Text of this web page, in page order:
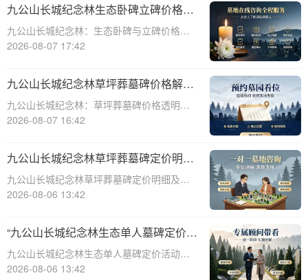
九公山长城纪念林生态卧碑立碑价格表
详解及活动期赠安葬配套福利解析
九公山长城纪念林：生态卧碑与立碑价格及
活动期赠送配套服务全解析☎ 九公山陵园电
地，九公山长城纪念林凭借其得天独厚的地
理位置和优越的自然环境，成为众
2026-08-07 17:42
九公山长城纪念林草坪葬墓碑价格解析
及赠予绿植养护服务详解
九公山长城纪念林：草坪葬墓碑价格透明，
赠送绿植养护服务☎ 九公山陵园电话:400-
纪念林地之一，致力于为逝者提供环保、庄
重的安葬选择。草坪葬墓碑作为一种
2026-08-07 16:42
九公山长城纪念林草坪葬墓碑定价明细
活动赠绿植养护服务详解
九公山长城纪念林草坪葬墓碑定价明细及活
动赠绿植养护服务详解☎ 九公山陵园电
意识的增强和对生命意义的深刻理解，草坪
葬墓碑逐渐成为一种新型的、环保的、
2026-08-06 13:42
“九公山长城纪念林生态单人墓碑定价
活动直降数千福利丰厚”
九公山长城纪念林生态单人墓碑定价活动，
直降数千，福利丰厚，为您的亲人提供一个
2026-08-06 13:42